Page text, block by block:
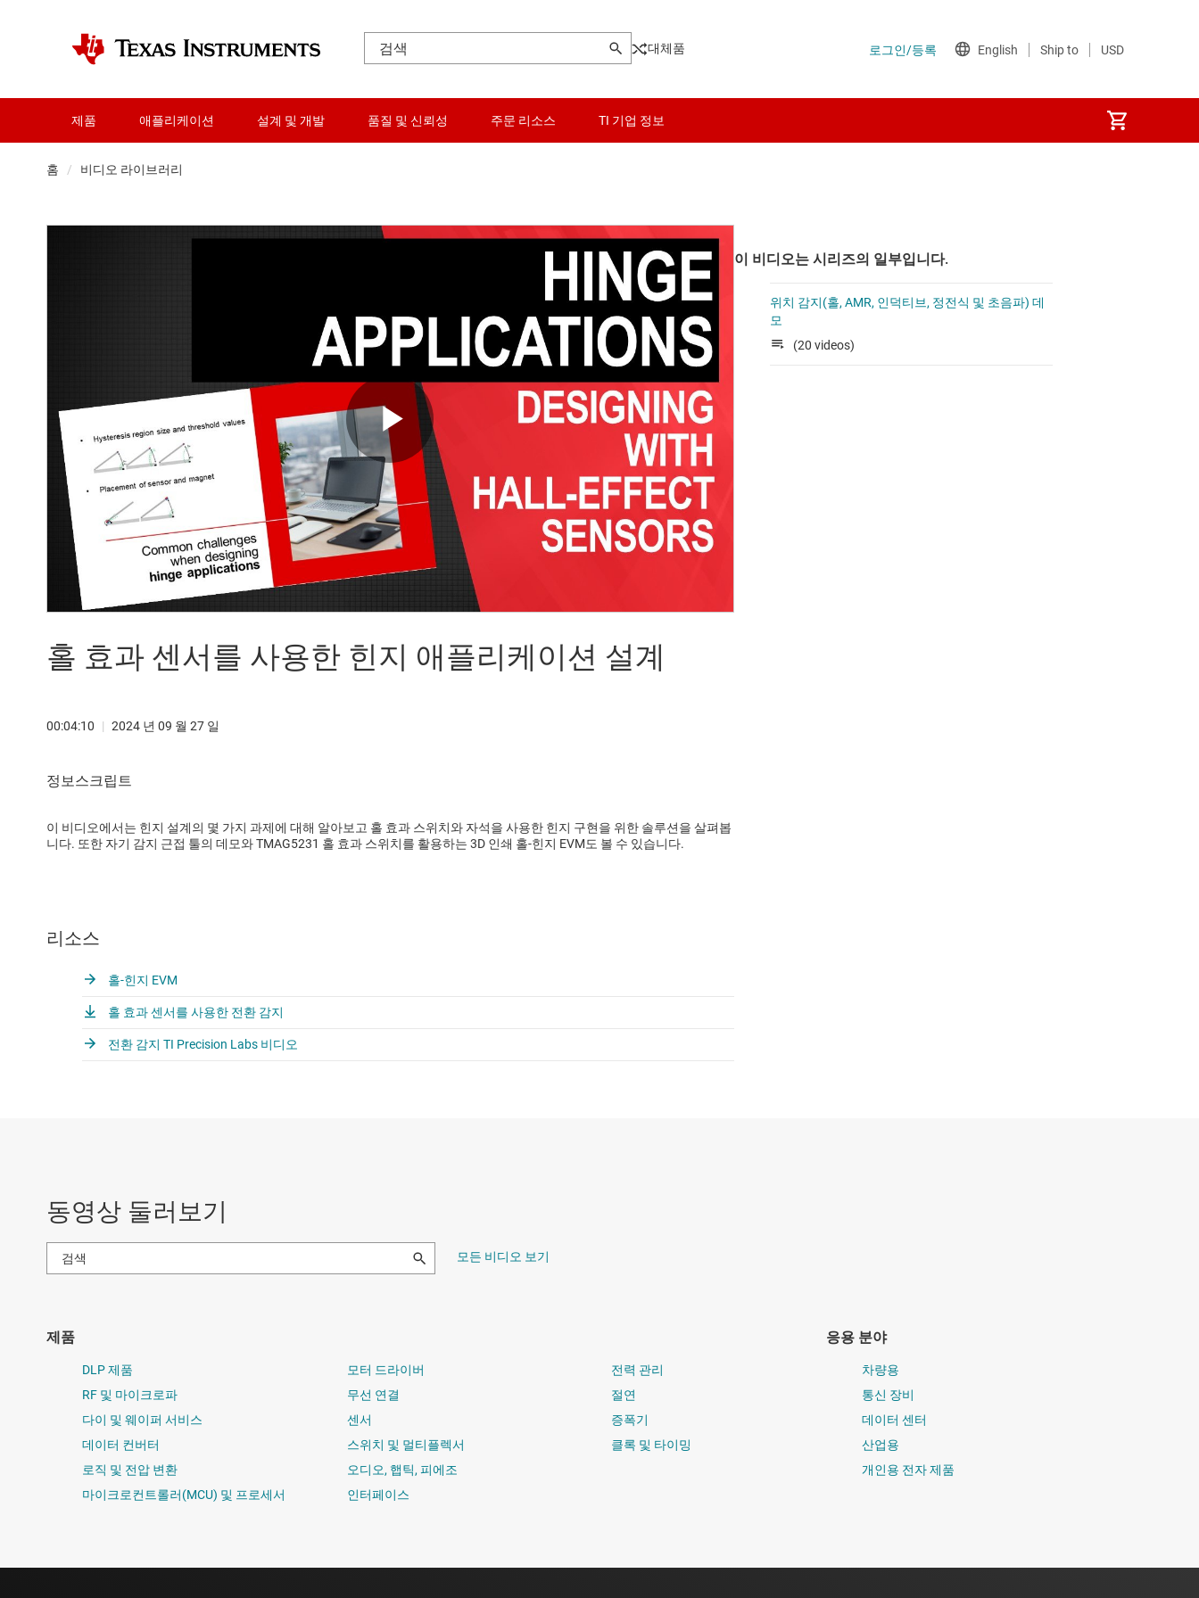
대체품
제품 애플리케이션 설계 및 개발 품질 및 신뢰성 주문 리소스 TI 기업 정보
홈 비디오 라이브러리
Play
Video
홀 효과 센서를 사용한 힌지 애플리케이션 설계
00:04:10 | 2024 년 09 월 27 일
이 비디오에서는 힌지 설계의 몇 가지 과제에 대해 알아보고 홀 효과 스위치와 자석을 사용한 힌지 구현을 위한 솔루션을 살펴봅
니다. 또한 자기 감지 근접 툴의 데모와 TMAG5231 홀 효과 스위치를 활용하는 3D 인쇄 홀-힌지 EVM도 볼 수 있습니다.
리소스
홀-힌지 EVM
홀 효과 센서를 사용한 전환 감지
전환 감지 TI Precision Labs 비디오
이 비디오는 시리즈의 일부입니다.
위치 감지(홀, AMR, 인덕티브, 정전식 및 초음파) 데
모
(20 videos)
동영상 둘러보기
모든 비디오 보기
제품
DLP 제품
RF 및 마이크로파
다이 및 웨이퍼 서비스
데이터 컨버터
로직 및 전압 변환
마이크로컨트롤러(MCU) 및 프로세서
모터 드라이버
무선 연결
센서
스위치 및 멀티플렉서
오디오, 햅틱, 피에조
인터페이스
전력 관리
절연
증폭기
클록 및 타이밍
응용 분야
차량용
통신 장비
데이터 센터
산업용
개인용 전자 제품